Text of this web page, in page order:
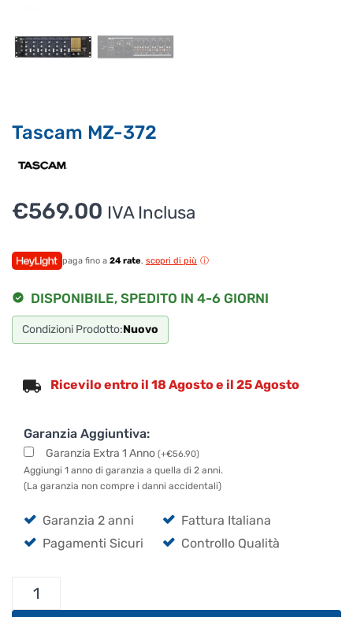
Tascam MZ-372
€569.00 IVA Inclusa
paga fino a 24 rate, scopri di più
DISPONIBILE, SPEDITO IN 4-6 GIORNI
Condizioni Prodotto:Nuovo
Ricevilo entro il 18 Agosto e il 25 Agosto
Garanzia Aggiuntiva:
Garanzia Extra 1 Anno (+€56.90)
Aggiungi 1 anno di garanzia a quella di 2 anni.
(La garanzia non compre i danni accidentali)
Garanzia 2 anni
Fattura Italiana
Pagamenti Sicuri
Controllo Qualità
Tascam
Ciao, Come posso aiutarti?
assicurati di indicarne il nome completo